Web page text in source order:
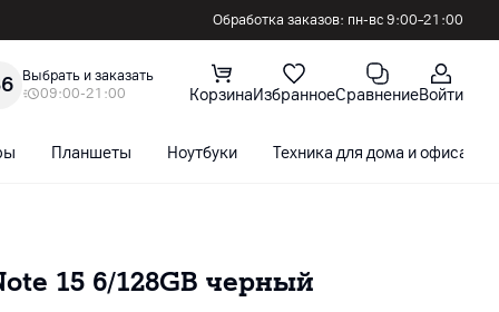
Обработка заказов: пн-вс 9:00–21:00
Выбрать и заказать
09:00-21:00
КорзинаИзбранноеСравнениеВойти
Планшеты Ноутбуки Техника для дома и офиса
15 6/128GB черный